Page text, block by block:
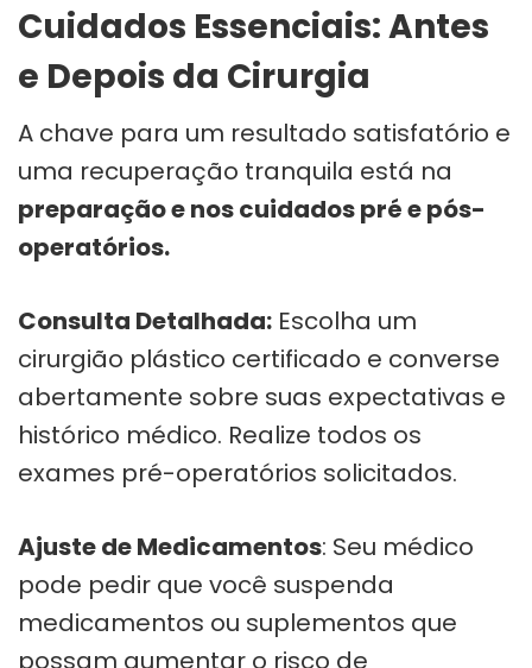
Cuidados Essenciais: Antes
e Depois da Cirurgia
A chave para um resultado satisfatório e
uma recuperação tranquila está na
preparação e nos cuidados pré e pós-
operatórios.
Consulta Detalhada: Escolha um
cirurgião plástico certificado e converse
abertamente sobre suas expectativas e
histórico médico. Realize todos os
exames pré-operatórios solicitados.
Ajuste de Medicamentos: Seu médico
pode pedir que você suspenda
medicamentos ou suplementos que
possam aumentar o risco de